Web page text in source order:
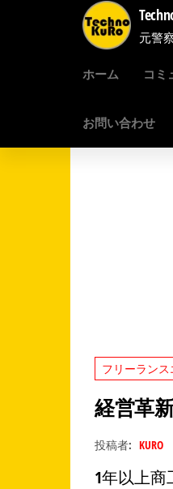
元警
ホーム コミ
お問い合わせ
フリーラン
経営革
投稿者: KURO
1年以上